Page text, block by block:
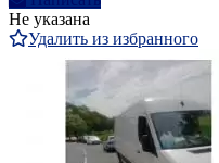
Не указана
Удалить из избранного